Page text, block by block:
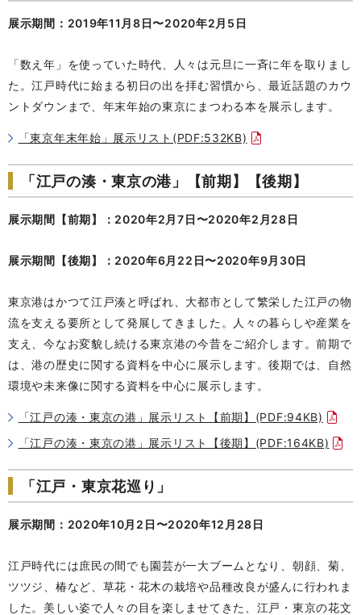
展示期間：2019年11月8日〜2020年2月5日
「数え年」を使っていた時代、人々は元旦に一斉に年を取りまし
た。江戸時代に始まる初日の出を拝む習慣から、最近話題のカウ
ントダウンまで、年末年始の東京にまつわる本を展示します。
「東京年末年始」展示リスト(PDF:532KB)
「江戸の湊・東京の港」【前期】【後期】
展示期間【前期】：2020年2月7日〜2020年2月28日
展示期間【後期】：2020年6月22日〜2020年9月30日
東京港はかつて江戸湊と呼ばれ、大都市として繁栄した江戸の物
流を支える要所として発展してきました。人々の暮らしや産業を
支え、今なお変貌し続ける東京港の今昔をご紹介します。前期で
は、港の歴史に関する資料を中心に展示します。後期では、自然
環境や未来像に関する資料を中心に展示します。
「江戸の湊・東京の港」展示リスト【前期】(PDF:94KB)
「江戸の湊・東京の港」展示リスト【後期】(PDF:164KB)
「江戸・東京花巡り」
展示期間： 2020年10月2日〜2020年12月28日
江戸時代には庶民の間でも園芸が一大ブームとなり、朝顔、菊、
ツツジ、椿など、草花・花木の栽培や品種改良が盛んに行われま
した。美しい姿で人々の目を楽しませてきた、江戸・東京の花文